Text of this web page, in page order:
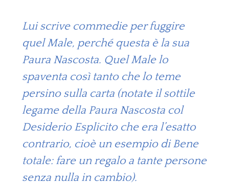
Lui scrive commedie per fuggire
quel Male, perché questa è la sua
Paura Nascosta. Quel Male lo
spaventa così tanto che lo teme
persino sulla carta (notate il sottile
legame della Paura Nascosta col
Desiderio Esplicito che era l’esatto
contrario, cioè un esempio di Bene
totale: fare un regalo a tante persone
senza nulla in cambio).